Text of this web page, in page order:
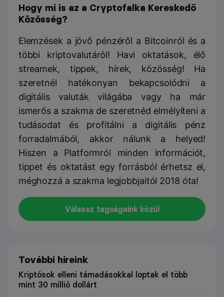
Hogy mi is az a Cryptofalka Kereskedő
Közösség?
Elemzések a jövő pénzéről a Bitcoinról és a
többi kriptovalutáról! Havi oktatások, élő
streamek, tippek, hírek, közösség! Ha
szeretnél hatékonyan bekapcsolódni a
digitális valuták világába vagy ha már
ismerős a szakma de szeretnéd elmélyíteni a
tudásodat és profitálni a digitális pénz
forradalmából, akkor nálunk a helyed!
Hiszen a Platformról minden információt,
tippet és oktatást egy forrásból érhetsz el,
méghozzá a szakma legjobbjaitól 2018 óta!
Válassz tagságaink közül
További híreink
Kriptósok elleni támadásokkal loptak el több
mint 30 millió dollárt